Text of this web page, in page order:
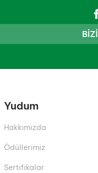
Yudum
Hakkımızda
Ödüllerimiz
Sertifikalar